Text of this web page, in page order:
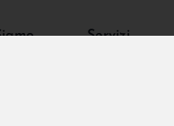
Servizi